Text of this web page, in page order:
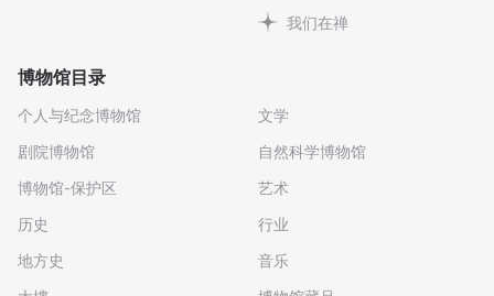
我们在禅
博物馆目录
个人与纪念博物馆
剧院博物馆
博物馆-保护区
历史
地方史
文学
自然科学博物馆
艺术
行业
音乐